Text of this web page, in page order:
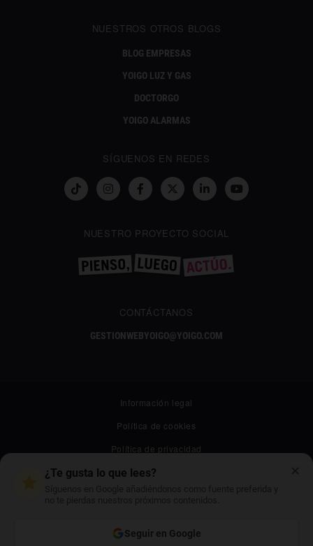
NUESTROS OTROS BLOGS
BLOG EMPRESAS
YOIGO LUZ Y GAS
DOCTORGO
YOIGO ALARMAS
SÍGUENOS EN REDES
NUESTRO PROYECTO SOCIAL
CONTÁCTANOS
GESTIONWEBYOIGO@YOIGO.COM
Información legal
Política de cookies
Política de privacidad
Canal ético
Contacto
¿Te gusta lo que lees?
Seguir en Google